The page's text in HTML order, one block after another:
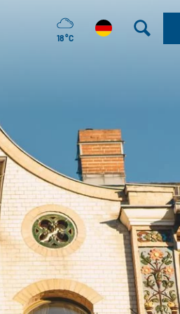
18 °C